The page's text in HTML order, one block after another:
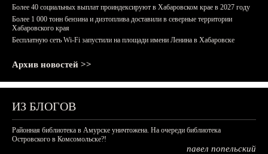
Более 40 социальных выплат проиндексируют в Хабаровском крае в 2027 году
Более 1 000 тонн бензина и дизтоплива доставили в северные территории
Хабаровского края
Бесплатную сеть Wi-Fi запустили на площади имени Ленина в Хабаровске
Архив новостей >>
ИЗ БЛОГОВ
Районная библиотека в Амурске уничтожена. На очереди библиотека
Островского в Комсомольске?!
павел попельский